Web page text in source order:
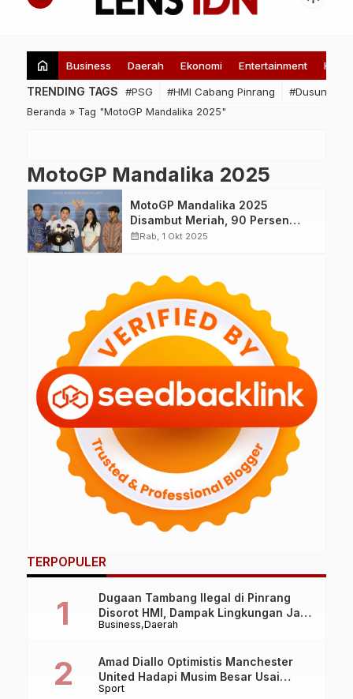
home Business Daerah Ekonomi Entertainment
TRENDING TAGS #PSG #HMI Cabang Pinrang #Dusun
Beranda » Tag "MotoGP Mandalika 2025"
MotoGP Mandalika 2025
MotoGP Mandalika 2025
Disambut Meriah, 90 Persen
Tiket Ludes Terjual
calendar_monthRab, 1 Okt 2025
TERPOPULER
Business Daerah
Dugaan Tambang Ilegal di Pinrang
Disorot HMI, Dampak Lingkungan Jadi
Perhatian
Sport
Amad Diallo Optimistis Manchester
United Hadapi Musim Besar Usai
Imbang 1-1 Lawan PSG